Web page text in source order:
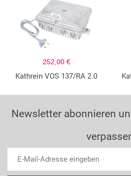
252,00 €
Kathrein VOS 137/RA 2.0
Newsletter abonnieren